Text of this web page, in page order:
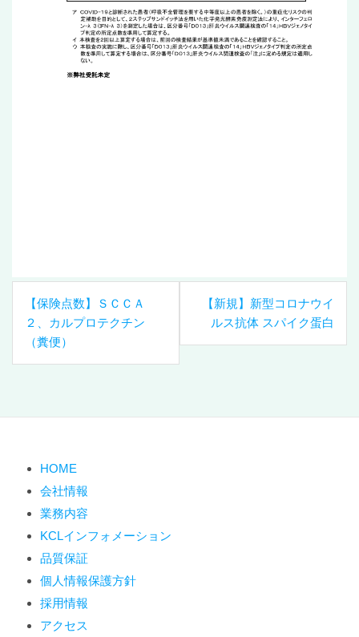
稿
ナ
ビ
ン
【保険点数】ＳＣＣＡ
２、カルプロテクチン
（糞便）
【新規】新型コロナウイ
ルス抗体 スパイク蛋白
HOME
会社情報
業務内容
KCLインフォメーション
品質保証
個人情報保護方針
採用情報
アクセス